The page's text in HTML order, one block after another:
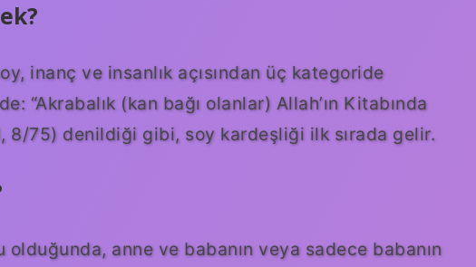
inanç ve insanlık açısından üç kategoride
“Akrabalık (kan bağı olanlar) Allah’ın Kitabında
8/75) denildiği gibi, soy kardeşliği ilk sırada gelir.
olduğunda, anne ve babanın veya sadece babanın